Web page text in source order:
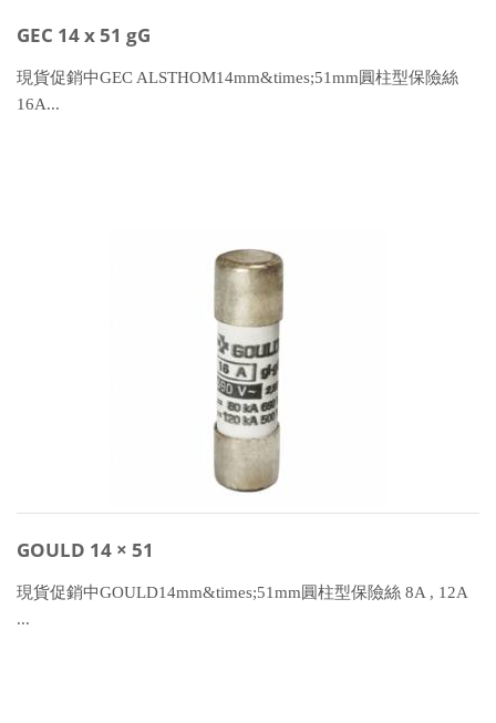
GEC 14 x 51 gG
現貨促銷中GEC ALSTHOM14mm&times;51mm圓柱型保險絲
16A...
GOULD 14 × 51
現貨促銷中GOULD14mm&times;51mm圓柱型保險絲 8A , 12A
...